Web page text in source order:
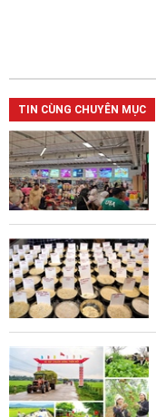
TIN CÙNG CHUYÊN MỤC